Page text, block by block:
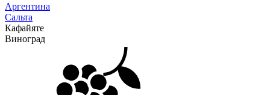
Аргентина
Сальта
Кафайяте
Виноград